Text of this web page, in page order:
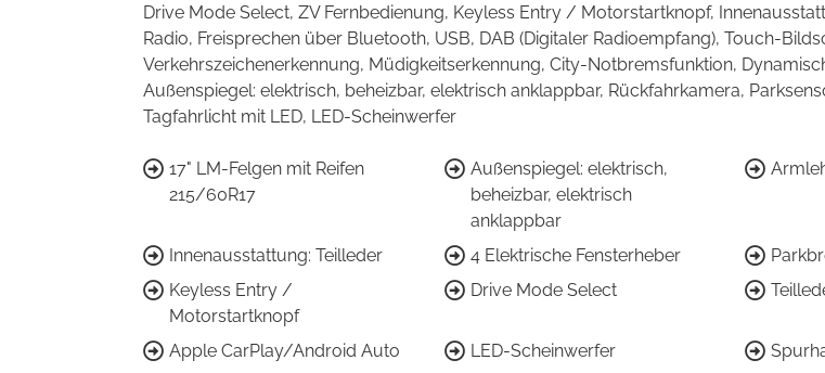
Drive Mode Select, ZV Fernbedienung, Keyless Entry / Motorstartknopf,
Radio, Freisprechen über Bluetooth, USB, DAB (Digitaler Radioempfang), Touch-
Verkehrszeichenerkennung, Müdigkeitserkennung, City-Notbremsfunktion,
Außenspiegel: elektrisch, beheizbar, elektrisch anklappbar, Rückfahrkamera,
Tagfahrlicht mit LED, LED-Scheinwerfer
17" LM-Felgen mit Reifen
215/60R17
Außenspiegel: elektrisch,
beheizbar, elektrisch
anklappbar
Innenausstattung: Teilleder 4 Elektrische Fensterheber
Keyless Entry /
Motorstartknopf
Drive Mode Select
Apple CarPlay/Android Auto LED-Scheinwerfer